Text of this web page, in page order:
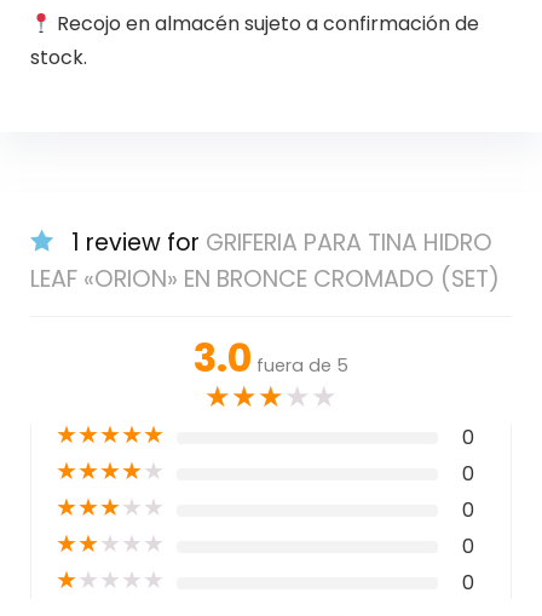
Recojo en almacén sujeto a confirmación de
stock.
1 review for GRIFERIA PARA TINA HIDRO
LEAF «ORION» EN BRONCE CROMADO (SET)
3.0 fuera de 5
★★★★★
★★★★★ 0
★★★★★ 0
★★★★★ 0
★★★★★ 0
★★★★★ 0